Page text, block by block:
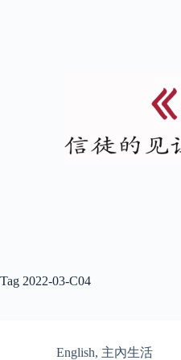
Tag 2022-03-C04
English, 主內生活